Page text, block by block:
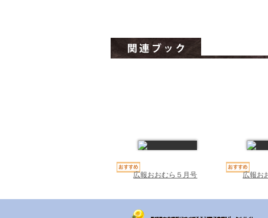
広報おおむら５月号 広報お